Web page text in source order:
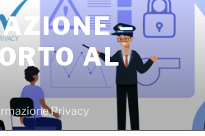
–
AL
Privacy